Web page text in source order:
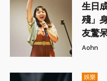
生日
殘」
友驚
Aohn
娛樂